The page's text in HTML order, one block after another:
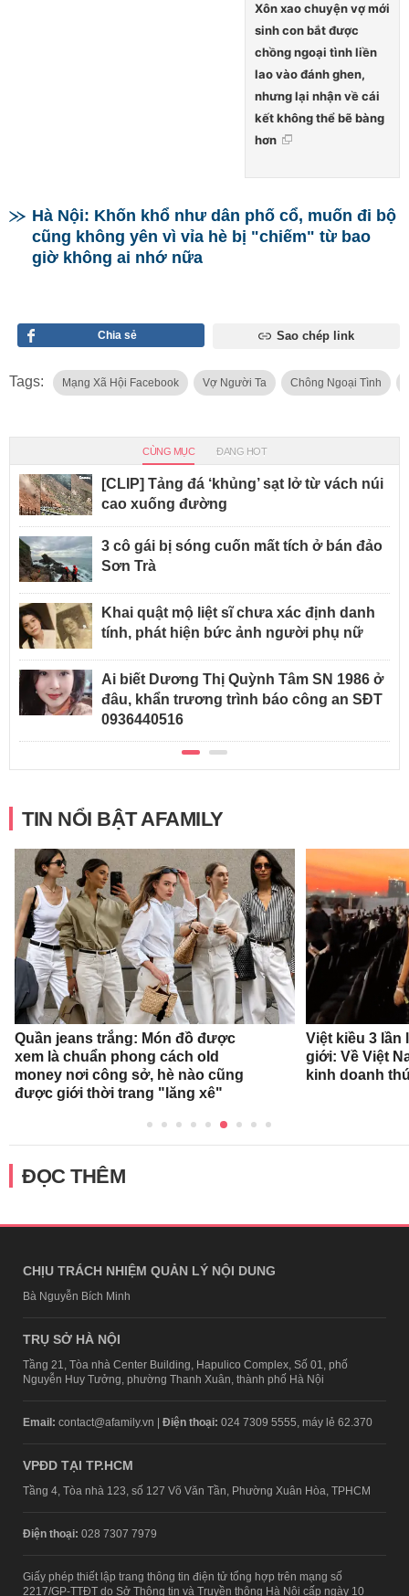
Xôn xao chuyện vợ mới
sinh con bắt được
chồng ngoại tình liền
lao vào đánh ghen,
nhưng lại nhận về cái
kết không thể bẽ bàng
hơn
Hà Nội: Khốn khổ như dân phố cổ, muốn đi bộ
cũng không yên vì vỉa hè bị "chiếm" từ bao
giờ không ai nhớ nữa
Chia sẻ Sao chép link
Tags: Mạng Xã Hội Facebook Vợ Người Ta Chông Ngoại Tình
CÙNG MỤC ĐANG HOT
[CLIP] Tảng đá ‘khủng’ sạt lở từ vách núi
cao xuống đường
3 cô gái bị sóng cuốn mất tích ở bán đảo
Sơn Trà
Khai quật mộ liệt sĩ chưa xác định danh
tính, phát hiện bức ảnh người phụ nữ
Ai biết Dương Thị Quỳnh Tâm SN 1986 ở
đâu, khẩn trương trình báo công an SĐT
0936440516
TIN NỔI BẬT AFAMILY
Quần jeans trắng: Món đồ được
xem là chuẩn phong cách old
money nơi công sở, hè nào cũng
được giới thời trang "lăng xê"
Việt kiều 3 lần
giới: Về Việt
kinh doanh
ĐỌC THÊM
CHỊU TRÁCH NHIỆM QUẢN LÝ NỘI DUNG
Bà Nguyễn Bích Minh
TRỤ SỞ HÀ NỘI
Tầng 21, Tòa nhà Center Building, Hapulico Complex, Số 01, phố
Nguyễn Huy Tưởng, phường Thanh Xuân, thành phố Hà Nội
Email: contact@afamily.vn | Điện thoại: 024 7309 5555, máy lẻ 62.370
VPĐD TẠI TP.HCM
Tầng 4, Tòa nhà 123, số 127 Võ Văn Tần, Phường Xuân Hòa, TPHCM
Điện thoại: 028 7307 7979
Giấy phép thiết lập trang thông tin điện tử tổng hợp trên mạng số
2217/GP-TTĐT do Sở Thông tin và Truyền thông Hà Nội cấp ngày 10